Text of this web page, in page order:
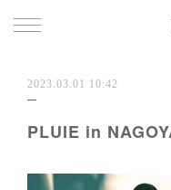
2023.03.01 10:42
PLUIE in